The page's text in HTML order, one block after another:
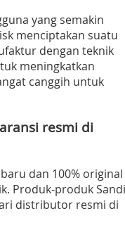
yang semakin
menciptakan suatu
dengan teknik
meningkatkan
canggih untuk
resmi di
dan 100% original
Produk-produk
distributor resmi di